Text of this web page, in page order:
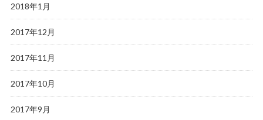
2018年1月
2017年12月
2017年11月
2017年10月
2017年9月